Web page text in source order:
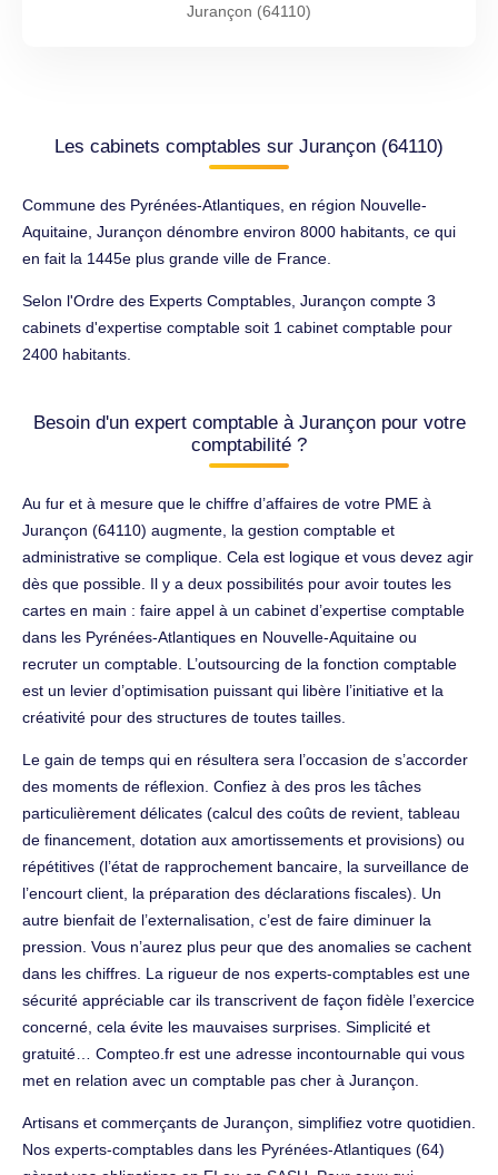
Jurançon (64110)
Les cabinets comptables sur Jurançon (64110)
Commune des Pyrénées-Atlantiques, en région Nouvelle-
Aquitaine, Jurançon dénombre environ 8000 habitants, ce qui
en fait la 1445e plus grande ville de France.
Selon l'Ordre des Experts Comptables, Jurançon compte 3
cabinets d'expertise comptable soit 1 cabinet comptable pour
2400 habitants.
Besoin d'un expert comptable à Jurançon pour votre
comptabilité ?
Au fur et à mesure que le chiffre d’affaires de votre PME à
Jurançon (64110) augmente, la gestion comptable et
administrative se complique. Cela est logique et vous devez agir
dès que possible. Il y a deux possibilités pour avoir toutes les
cartes en main : faire appel à un cabinet d’expertise comptable
dans les Pyrénées-Atlantiques en Nouvelle-Aquitaine ou
recruter un comptable. L’outsourcing de la fonction comptable
est un levier d’optimisation puissant qui libère l’initiative et la
créativité pour des structures de toutes tailles.
Le gain de temps qui en résultera sera l’occasion de s’accorder
des moments de réflexion. Confiez à des pros les tâches
particulièrement délicates (calcul des coûts de revient, tableau
de financement, dotation aux amortissements et provisions) ou
répétitives (l’état de rapprochement bancaire, la surveillance de
l’encourt client, la préparation des déclarations fiscales). Un
autre bienfait de l’externalisation, c’est de faire diminuer la
pression. Vous n’aurez plus peur que des anomalies se cachent
dans les chiffres. La rigueur de nos experts-comptables est une
sécurité appréciable car ils transcrivent de façon fidèle l’exercice
concerné, cela évite les mauvaises surprises. Simplicité et
gratuité… Compteo.fr est une adresse incontournable qui vous
met en relation avec un comptable pas cher à Jurançon.
Artisans et commerçants de Jurançon, simplifiez votre quotidien.
Nos experts-comptables dans les Pyrénées-Atlantiques (64)